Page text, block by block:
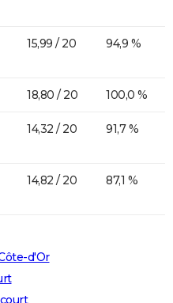
15,99 / 20 94,9 %
18,80 / 20 100,0 %
14,32 / 20 91,7 %
14,82 / 20 87,1 %
d'Or